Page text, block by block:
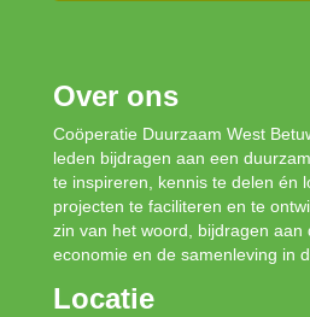
Over ons
Coöperatie Duurzaam West
leden bijdragen aan een
te inspireren, kennis te delen én
projecten te faciliteren en te
zin van het woord, bijdragen
economie en de samenleving in
Locatie